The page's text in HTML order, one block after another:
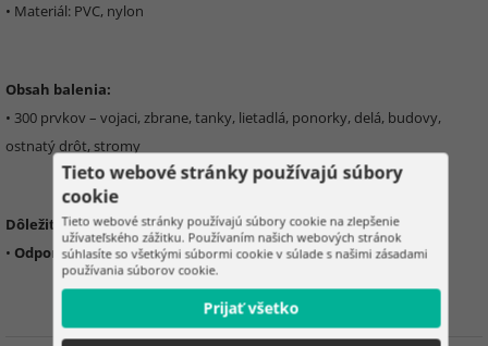
• Materiál: PVC, nylon
Obsah balenia:
• 300 prvkov – vojaci, zbrane, tanky, lietadlá, ponorky, delá, budovy,
ostnatý drôt, stromy
Dôležité informácie:
• Odporúčaný vek: 3+
Tieto webové stránky používajú súbory
cookie
Tieto webové stránky používajú súbory cookie na zlepšenie
užívateľského zážitku. Používaním našich webových stránok
súhlasíte so všetkými súbormi cookie v súlade s našimi zásadami
používania súborov cookie.
Prijať všetko